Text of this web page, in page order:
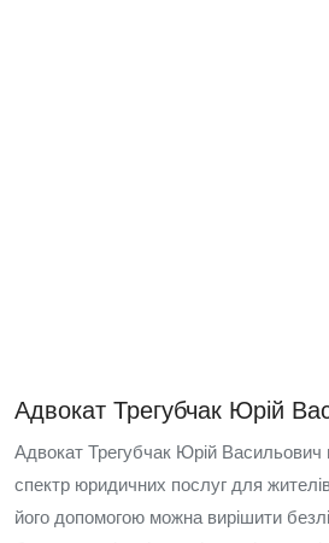
Адвокат Трегубчак Юрій
Адвокат Трегубчак Юрій
спектр юридичних послуг для
його допомогою можна вирішити